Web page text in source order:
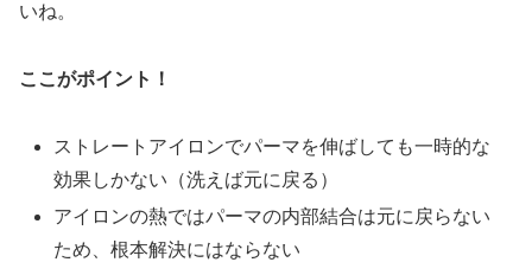
いね。
ここがポイント！
ストレートアイロンでパーマを伸ばしても一時的な
効果しかない（洗えば元に戻る）
アイロンの熱ではパーマの内部結合は元に戻らない
ため、根本解決にはならない